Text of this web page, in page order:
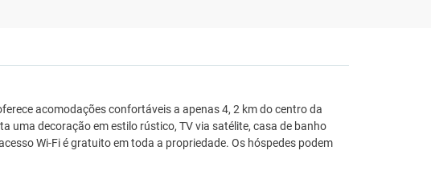
acomodações confortáveis a apenas 4, 2 km do centro da
uma decoração em estilo rústico, TV via satélite, casa de banho
Wi-Fi é gratuito em toda a propriedade. Os hóspedes podem